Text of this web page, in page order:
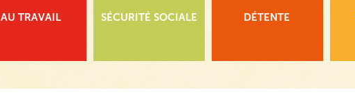
AU TRAVAIL SÉCURITÉ SOCIALE DÉTENTE